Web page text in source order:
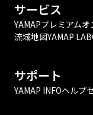
サービス
YAMAPプレミアムオ
流域地図YAMAP
サポート
YAMAP INFOヘルプ